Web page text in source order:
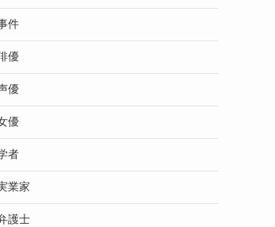
件
優
優
優
者
業家
護士